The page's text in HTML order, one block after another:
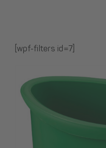
[wpf-filters id=7]